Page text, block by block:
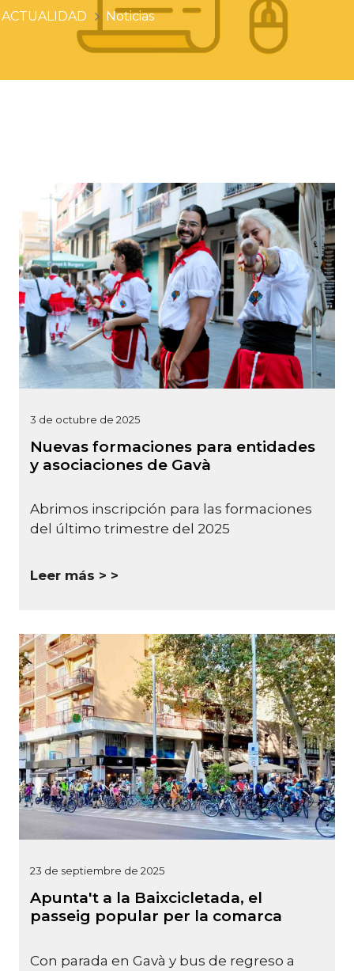
ACTUALIDAD Noticias
3 de octubre de 2025
Nuevas formaciones para entidades
y asociaciones de Gavà
Abrimos inscripción para las formaciones
del último trimestre del 2025
Leer más >
23 de septiembre de 2025
Apunta't a la Baixcicletada, el
passeig popular per la comarca
Con parada en Gavà y bus de regreso a